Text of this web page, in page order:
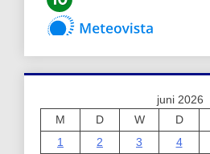
juni 2026
M
D W D
1
2 3 4